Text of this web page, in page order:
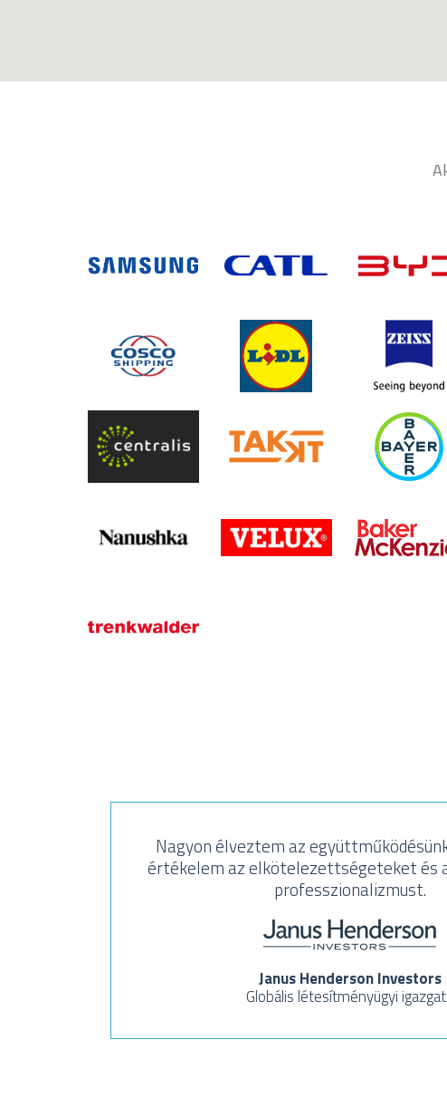
Nagyon élveztem az
értékelem az elkötelezettségeteket és
professzionalizmust.
Janus Henderson Investors
Globális létesítményügyi